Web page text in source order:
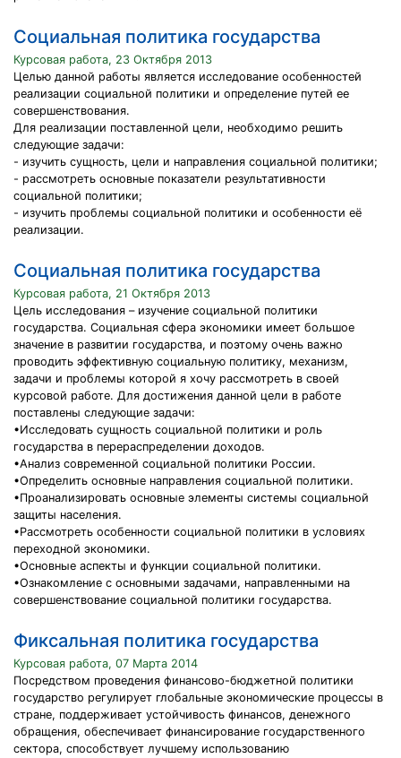
Социальная политика государства
Курсовая работа, 23 Октября 2013
Целью данной работы является исследование особенностей
реализации социальной политики и определение путей ее
совершенствования.
Для реализации поставленной цели, необходимо решить
следующие задачи:
- изучить сущность, цели и направления социальной политики;
- рассмотреть основные показатели результативности
социальной политики;
- изучить проблемы социальной политики и особенности её
реализации.
Социальная политика государства
Курсовая работа, 21 Октября 2013
Цель исследования – изучение социальной политики
государства. Социальная сфера экономики имеет большое
значение в развитии государства, и поэтому очень важно
проводить эффективную социальную политику, механизм,
задачи и проблемы которой я хочу рассмотреть в своей
курсовой работе. Для достижения данной цели в работе
поставлены следующие задачи:
•Исследовать сущность социальной политики и роль
государства в перераспределении доходов.
•Анализ современной социальной политики России.
•Определить основные направления социальной политики.
•Проанализировать основные элементы системы социальной
защиты населения.
•Рассмотреть особенности социальной политики в условиях
переходной экономики.
•Основные аспекты и функции социальной политики.
•Ознакомление с основными задачами, направленными на
совершенствование социальной политики государства.
Фиксальная политика государства
Курсовая работа, 07 Марта 2014
Посредством проведения финансово-бюджетной политики
государство регулирует глобальные экономические процессы в
стране, поддерживает устойчивость финансов, денежного
обращения, обеспечивает финансирование государственного
сектора, способствует лучшему использованию